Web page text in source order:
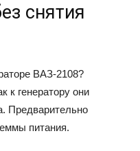
снятия
ВАЗ-2108?
к генератору они
Предварительно
питания.